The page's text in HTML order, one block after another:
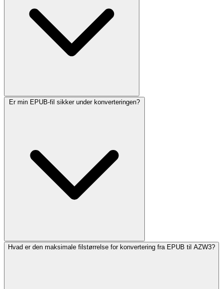
Er min EPUB-fil sikker under konverteringen?
Hvad er den maksimale filstørrelse for konvertering fra EPUB til AZW3?